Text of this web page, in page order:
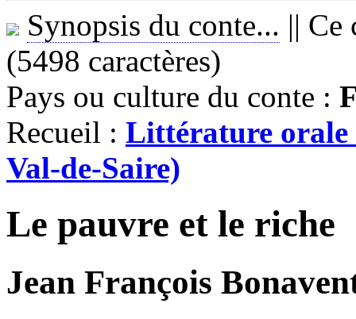
Synopsis du conte... || Ce
(5498 caractères)
Pays ou culture du conte :
Recueil : Littérature orale
Val-de-Saire)
Le pauvre et le riche
Jean François